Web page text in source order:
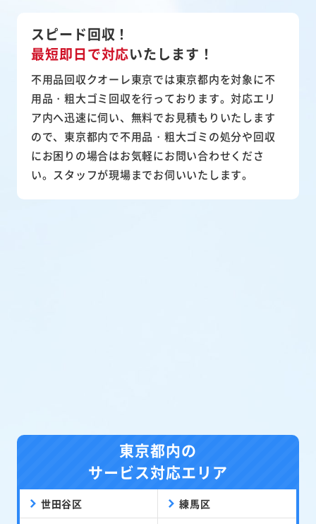
スピード回収！
最短即日で対応いたします！
不用品回収クオーレ東京では東京都内を対象に不
用品・粗大ゴミ回収を行っております。対応エリ
ア内へ迅速に伺い、無料でお見積もりいたします
ので、東京都内で不用品・粗大ゴミの処分や回収
にお困りの場合はお気軽にお問い合わせくださ
い。スタッフが現場までお伺いいたします。
東京都内の
サービス対応エリア
世田谷区 練馬区